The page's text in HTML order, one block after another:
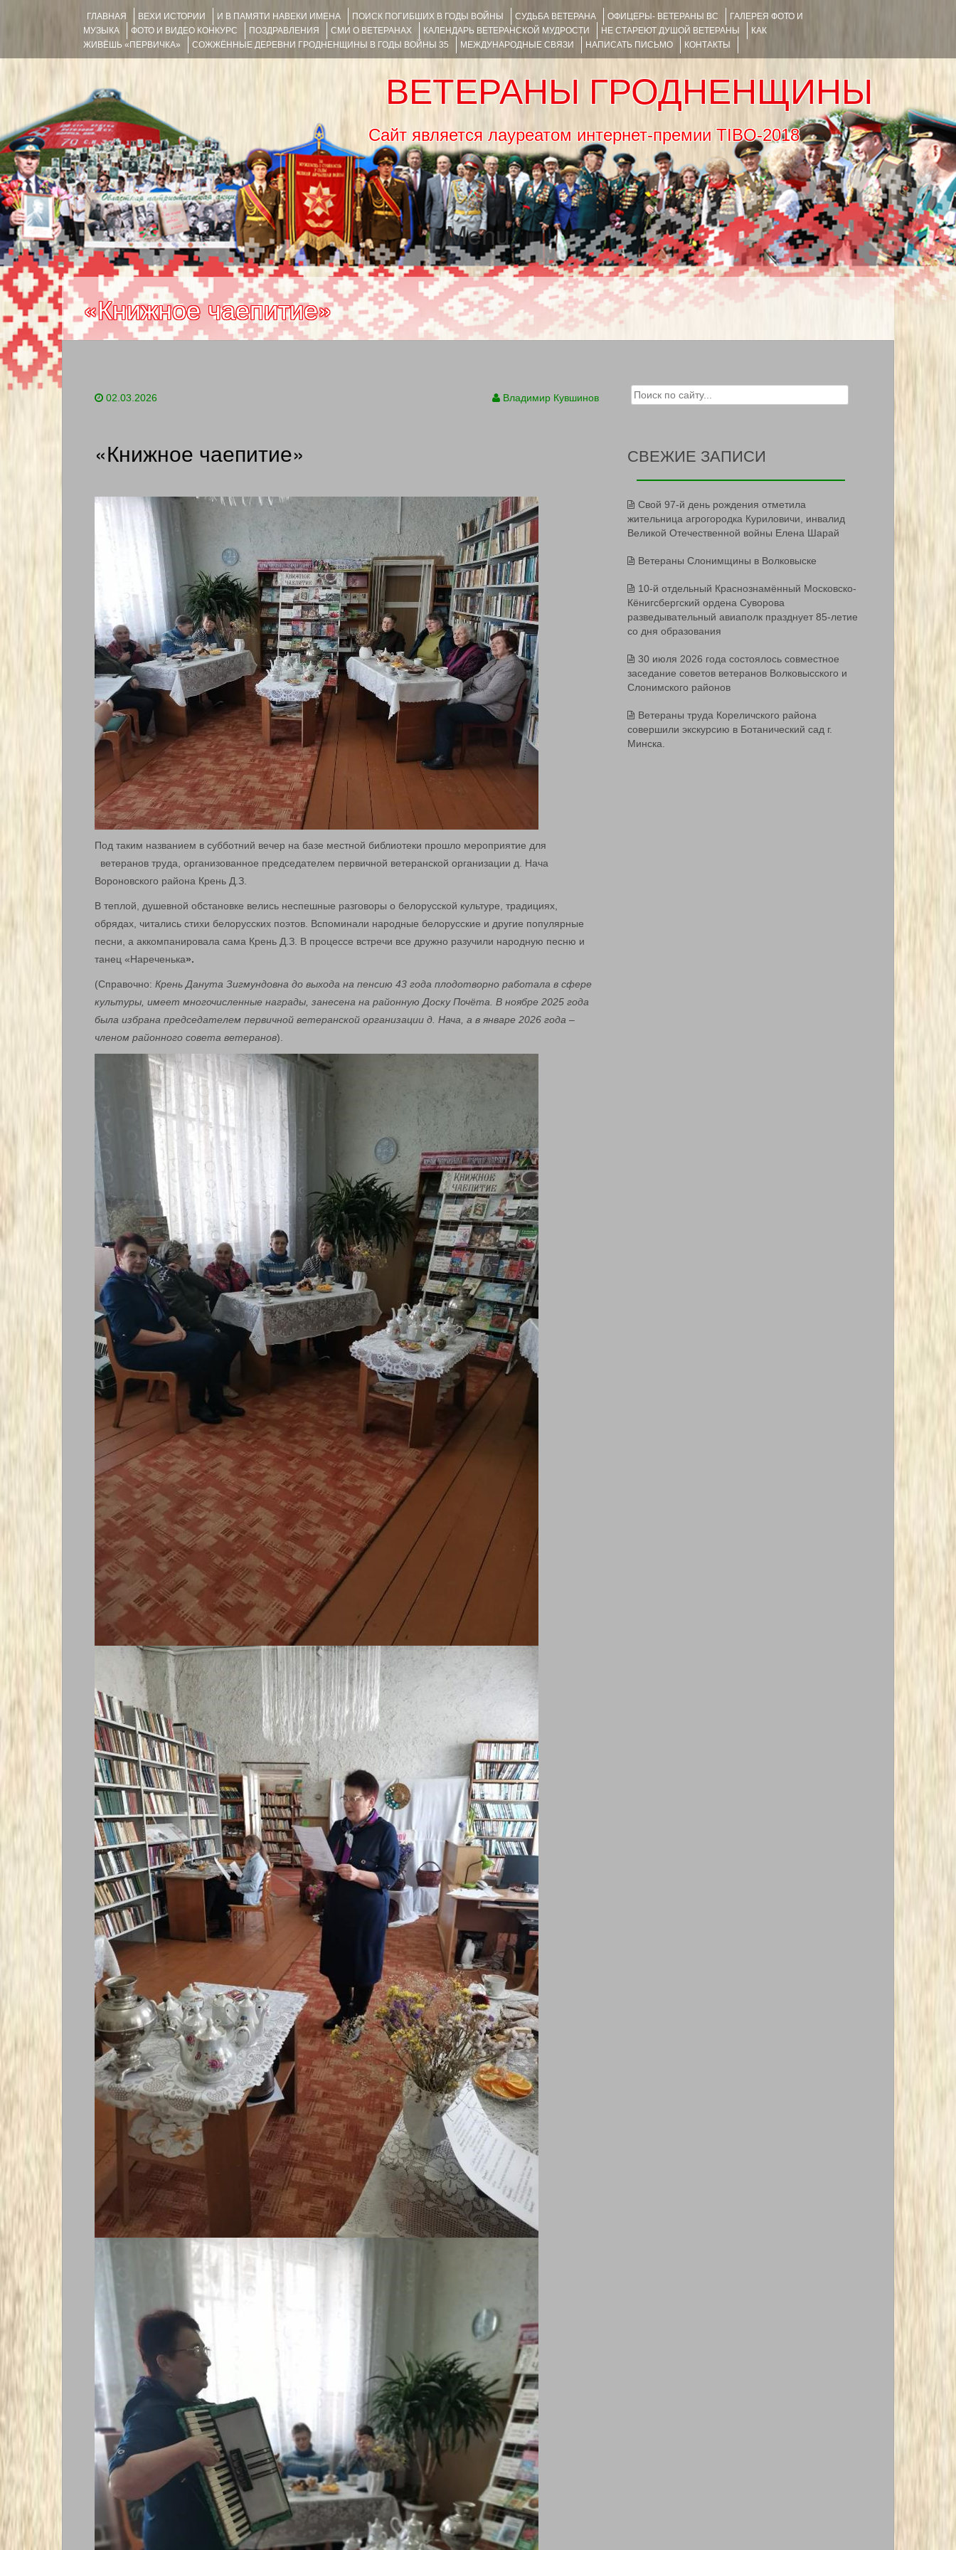
ГЛАВНАЯ ВЕХИ ИСТОРИИ И В ПАМЯТИ НАВЕКИ ИМЕНА ПОИСК ПОГИБШИХ В ГОДЫ ВОЙНЫ СУДЬБА ВЕТЕРАНА ОФИЦЕРЫ- ВЕТЕРАНЫ ВС
ГАЛЕРЕЯ ФОТО И
МУЗЫКА
ФОТО И ВИДЕО КОНКУРС ПОЗДРАВЛЕНИЯ СМИ О ВЕТЕРАНАХ КАЛЕНДАРЬ ВЕТЕРАНСКОЙ МУДРОСТИ НЕ СТАРЕЮТ ДУШОЙ ВЕТЕРАНЫ
КАК
ЖИВЁШЬ «ПЕРВИЧКА»
СОЖЖЁННЫЕ ДЕРЕВНИ ГРОДНЕНЩИНЫ В ГОДЫ ВОЙНЫ 35 МЕЖДУНАРОДНЫЕ СВЯЗИ НАПИСАТЬ ПИСЬМО КОНТАКТЫ
ВЕТЕРАНЫ ГРОДНЕНЩИНЫ
Сайт является лауреатом интернет-премии TIBO-2018
Menu
SKIP TO CONTENT
«Книжное чаепитие»
02.03.2026 Владимир Кувшинов
«Книжное чаепитие»
Под таким названием в субботний вечер на базе местной библиотеки прошло мероприятие для
ветеранов труда, организованное председателем первичной ветеранской организации д. Нача
Вороновского района Крень Д.З.
В теплой, душевной обстановке велись неспешные разговоры о белорусской культуре, традициях,
обрядах, читались стихи белорусских поэтов. Вспоминали народные белорусские и другие популярные
песни, а аккомпанировала сама Крень Д.З. В процессе встречи все дружно разучили народную песню и
танец «Нареченька».
(Справочно: Крень Данута Зигмундовна до выхода на пенсию 43 года плодотворно работала в сфере
культуры, имеет многочисленные награды, занесена на районную Доску Почёта. В ноябре 2025 года
была избрана председателем первичной ветеранской организации д. Нача, а в январе 2026 года –
членом районного совета ветеранов).
Search for:
СВЕЖИЕ ЗАПИСИ
Свой 97-й день рождения отметила
жительница агрогородка Куриловичи, инвалид
Великой Отечественной войны Елена Шарай
Ветераны Слонимщины в Волковыске
10-й отдельный Краснознамённый Московско-
Кёнигсбергский ордена Суворова
разведывательный авиаполк празднует 85-летие
со дня образования
30 июля 2026 года состоялось совместное
заседание советов ветеранов Волковысского и
Слонимского районов
Ветераны труда Кореличского района
совершили экскурсию в Ботанический сад г.
Минска.